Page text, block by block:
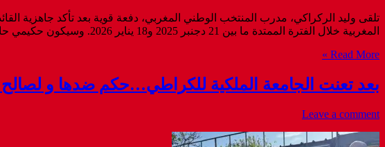
تلقى وليد الركراكي، مدرب المنتخب الوطني المغربي، دفعة قوية بعد تأكد جاهزية
المغربية خلال الفترة الممتدة ما بين 21 دجنبر 2025 و18 يناير 2026. وسيكون حكيمي حاضرًا في اللقاء الافتتاحي لـ“أسود الأطلس” أمام منتخب جزر القمر يوم 21 من الشهر الجاري، حسب ما ...
Read More »
بعد تعنت الجامعة الملكية للكراطي…حكم ضدها و
Leave a comment